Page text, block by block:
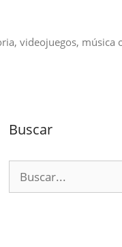
videojuegos, música
Buscar